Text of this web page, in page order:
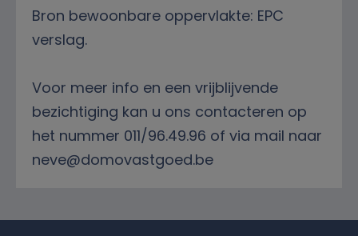
Bron bewoonbare oppervlakte: EPC
verslag.
Voor meer info en een vrijblijvende
bezichtiging kan u ons contacteren op
het nummer 011/96.49.96 of via mail naar
neve@domovastgoed.be